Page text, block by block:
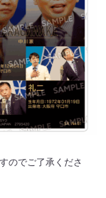
のでご了承くださ